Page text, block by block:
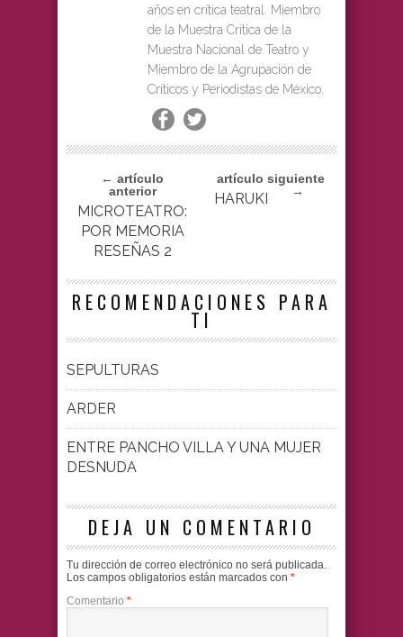
años en crítica teatral. Miembro
de la Muestra Crítica de la
Muestra Nacional de Teatro y
Miembro de la Agrupación de
Críticos y Periodistas de México.
← artículo
anterior
MICROTEATRO:
POR MEMORIA
RESEÑAS 2
artículo siguiente
→
HARUKI
RECOMENDACIONES PARA
TI
SEPULTURAS
ARDER
ENTRE PANCHO VILLA Y UNA MUJER
DESNUDA
DEJA UN COMENTARIO
Tu dirección de correo electrónico no será publicada.
Los campos obligatorios están marcados con *
Comentario *